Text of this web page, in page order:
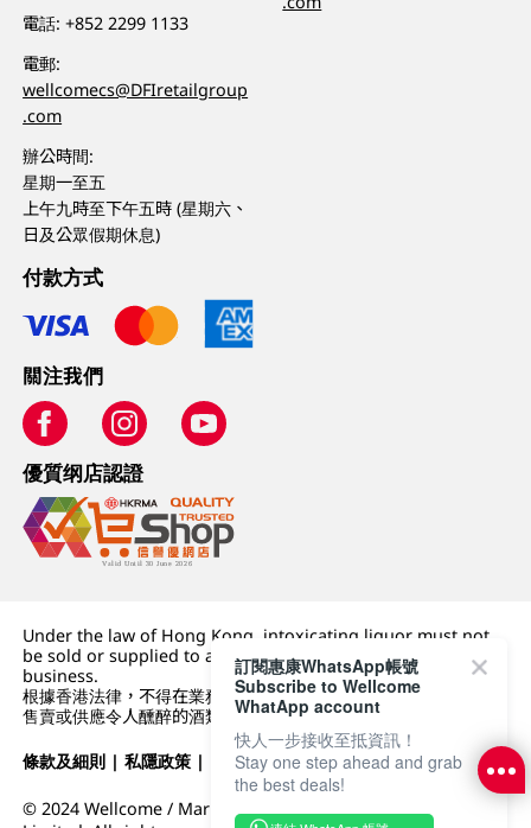
電話:+852 2299 1133
電郵:
wellcomecs@DFIretailgroup
.com
辦公時間:
星期一至五
上午九時至下午五時 (星期六、
日及公眾假期休息)
付款方式
關注我們
優質纲店認證
Under the law of Hong Kong, intoxicating liquor must not
be sold or supplied to a minor (under 18) in the course of
business.
根據香港法律，不得在業務過程中，向未成年人 (18 歲以下人士)
售賣或供應令人醺醉的酒類。
條款及細則 |私隱政策 | DFI零售集團
© 2024 Wellcome / Market Place. The Dairy Farm Company
訂閱惠康WhatsApp帳號
Subscribe to Wellcome
WhatApp account
快人一步接收至抵資訊！
Stay one step ahead and grab
the best deals!